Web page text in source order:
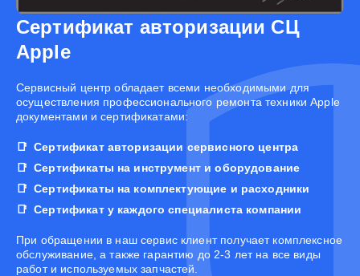
Сертификат авторизации СЦ
Apple
Cервисный центр обладает всеми необходимыми для
осуществления профессионального ремонта техники Apple
документами и сертификатами:
Сертификат авторизации сервисного центра
Сертификаты на инструмент и оборудование
Сертификаты на комплектующие и расходники
Сертификат у каждого специалиста компании
При обращении в наш сервис клиент получает комплексное
обслуживание, а также гарантию до 2-3 лет на все виды
работ и используемых запчастей.